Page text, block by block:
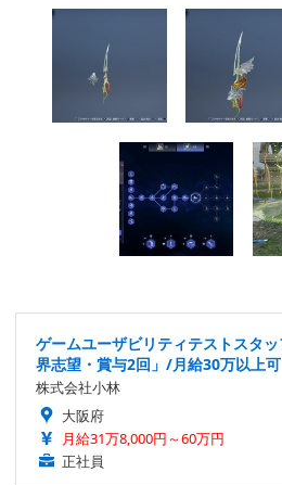
ゲームユーザビリティテストスタ
界志望・賞与2回」/月給30万以上可
株式会社小林
大阪府
月給31万8,000円～60万円
正社員